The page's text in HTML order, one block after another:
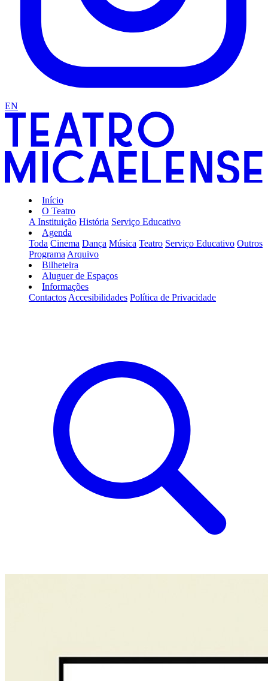
EN
Início
O Teatro
A Instituição História Serviço Educativo
Agenda
Toda Cinema Dança Música Teatro Serviço Educativo Outros
Programa Arquivo
Bilheteira
Aluguer de Espaços
Informações
Contactos Accesibilidades Política de Privacidade